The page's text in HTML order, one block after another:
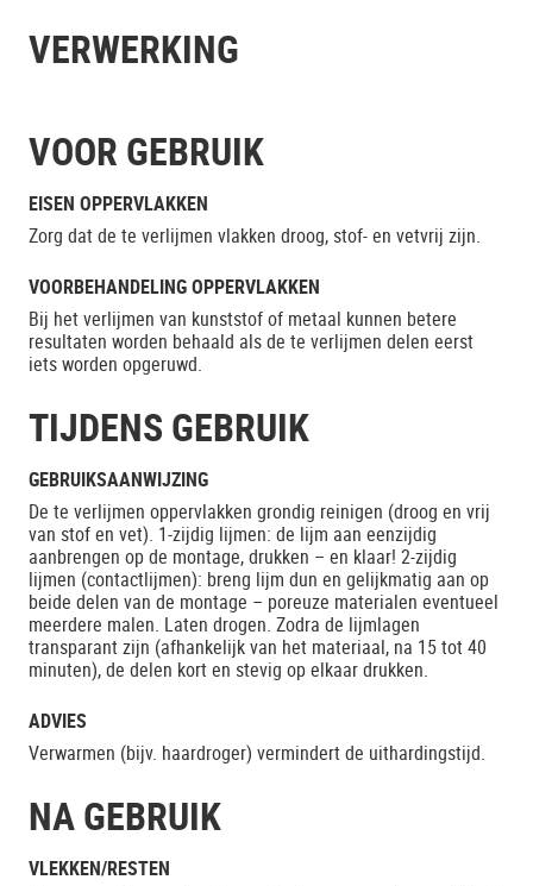
VERWERKING
VOOR GEBRUIK
EISEN OPPERVLAKKEN
Zorg dat de te verlijmen vlakken droog, stof- en vetvrij zijn.
VOORBEHANDELING OPPERVLAKKEN
Bij het verlijmen van kunststof of metaal kunnen betere
resultaten worden behaald als de te verlijmen delen eerst
iets worden opgeruwd.
TIJDENS GEBRUIK
GEBRUIKSAANWIJZING
De te verlijmen oppervlakken grondig reinigen (droog en vrij
van stof en vet). 1-zijdig lijmen: de lijm aan eenzijdig
aanbrengen op de montage, drukken – en klaar! 2-zijdig
lijmen (contactlijmen): breng lijm dun en gelijkmatig aan op
beide delen van de montage – poreuze materialen eventueel
meerdere malen. Laten drogen. Zodra de lijmlagen
transparant zijn (afhankelijk van het materiaal, na 15 tot 40
minuten), de delen kort en stevig op elkaar drukken.
ADVIES
Verwarmen (bijv. haardroger) vermindert de uithardingstijd.
NA GEBRUIK
VLEKKEN/RESTEN